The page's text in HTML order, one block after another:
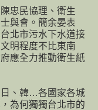
忠民協理、衛生
與會。簡余晏表
北市污水下水道接
明程度不比東南
應全力推動衛生紙
、韓…各國家各城
為何獨獨台北市的